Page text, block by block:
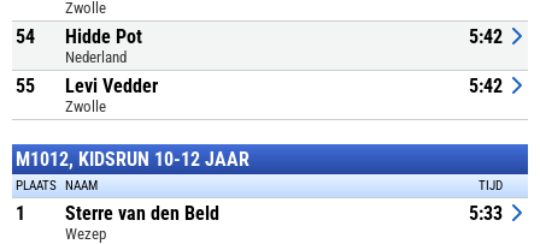
Zwolle
54 Hidde Pot
Nederland
5:42
55 Levi Vedder
Zwolle
5:42
M1012, KIDSRUN 10-12 JAAR
PLAATS NAAM TIJD
1 Sterre van den Beld
Wezep
5:33